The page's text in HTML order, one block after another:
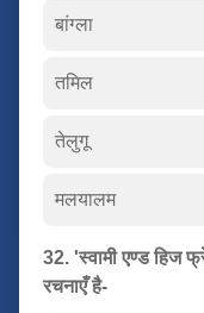
बांग्ला
तमिल
तेलुगू
मलयालम
32. 'स्वामी एण्ड हिज
रचनाएँ है-